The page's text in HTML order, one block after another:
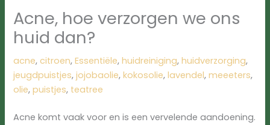
Acne, hoe verzorgen we ons
huid dan?
acne,citroen,Essentiële,huidreiniging,huidverzorging,
jeugdpuistjes,jojobaolie,kokosolie,lavendel,meeeters,
olie,puistjes, teatree
Acne komt vaak voor en is een vervelende aandoening.